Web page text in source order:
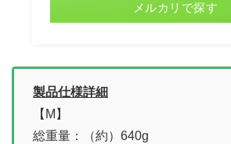
メルカリで探す
製品仕様詳細
【M】
総重量：（約）640g